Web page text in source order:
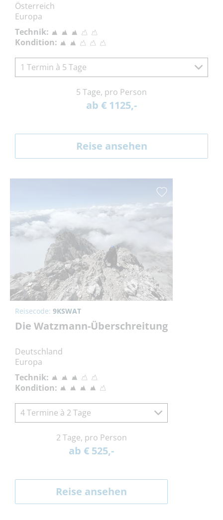
Österreich
Europa
Technik:
Kondition:
1 Termin à 5 Tage
5 Tage, pro Person
ab € 1125,-
Reise ansehen
Reisecode: 9KSWAT
Die Watzmann-Überschreitung
Deutschland
Europa
Technik:
Kondition:
4 Termine à 2 Tage
2 Tage, pro Person
ab € 525,-
Reise ansehen